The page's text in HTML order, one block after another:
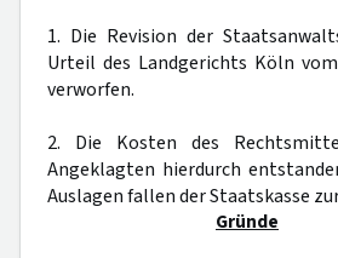
1. Die Revision der
Urteil des Landgerichts Köln
verworfen.
2. Die Kosten des
Angeklagten hierdurch
Auslagen fallen der Staatskasse
Gründe